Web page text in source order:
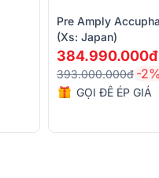
Pre Amply
(xs: Japan)
384.990.000đ
393.000.000đ -2%
GỌI ĐỂ ÉP GIÁ